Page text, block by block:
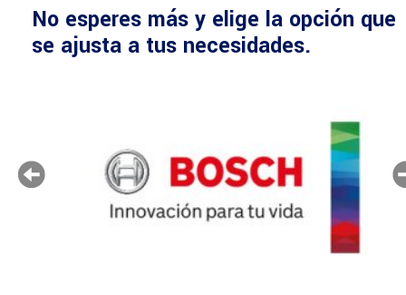
No esperes más y elige la opción que
se ajusta a tus necesidades.